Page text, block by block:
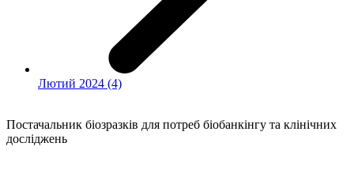
Лютий 2024 (4)
Постачальник біозразків для потреб біобанкінгу та клінічних
досліджень